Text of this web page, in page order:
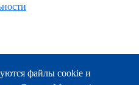
51
файлы cookie и